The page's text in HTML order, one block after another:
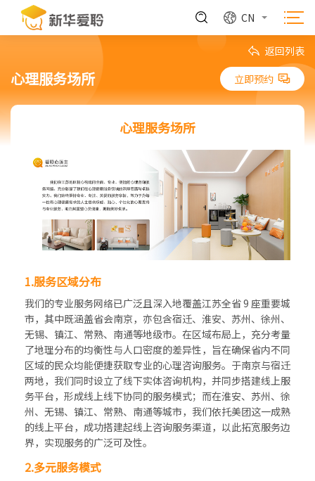
CN
返回列表
心理服务场所 立即预约
心理服务场所
1.服务区域分布
我们的专业服务网络已广泛且深入地覆盖江苏全省 9 座重要城
市，其中既涵盖省会南京，亦包含宿迁、淮安、苏州、徐州、
无锡、镇江、常熟、南通等地级市。在区域布局上，充分考量
了地理分布的均衡性与人口密度的差异性，旨在确保省内不同
区域的民众均能便捷获取专业的心理咨询服务。于南京与宿迁
两地，我们同时设立了线下实体咨询机构，并同步搭建线上服
务平台，形成线上线下协同的服务模式；而在淮安、苏州、徐
州、无锡、镇江、常熟、南通等城市，我们依托美团这一成熟
的线上平台，成功搭建起线上咨询服务渠道，以此拓宽服务边
界，实现服务的广泛可及性。
2.多元服务模式